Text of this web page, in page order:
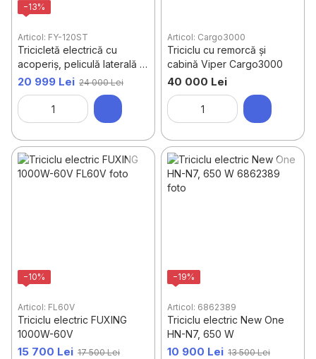
−13%
Articol: FY-120ST
Tricicletă electrică cu
acoperiș, peliculă laterală și
cameră spate New One
1000W 60V/20Ah
20 999 Lei 24 000 Lei
Articol: Cargo3000
Triciclu cu remorcă și
cabină Viper Cargo3000
40 000 Lei
−10%
Articol: FL60V
Triciclu electric FUXING
1000W-60V
15 700 Lei 17 500 Lei
−19%
Articol: 6862389
Triciclu electric New One
HN-N7, 650 W
10 900 Lei 13 500 Lei